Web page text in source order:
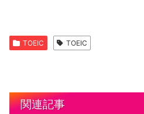
TOEIC TOEIC
関連記事